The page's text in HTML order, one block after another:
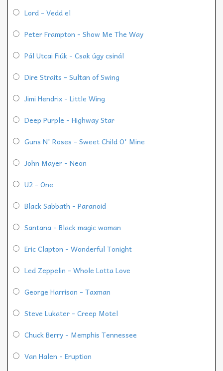
Lord - Vedd el
Peter Frampton - Show Me The Way
Pál Utcai Fiúk - Csak úgy csinál
Dire Straits - Sultan of Swing
Jimi Hendrix - Little Wing
Deep Purple - Highway Star
Guns N' Roses - Sweet Child O' Mine
John Mayer - Neon
U2 - One
Black Sabbath - Paranoid
Santana - Black magic woman
Eric Clapton - Wonderful Tonight
Led Zeppelin - Whole Lotta Love
George Harrison - Taxman
Steve Lukater - Creep Motel
Chuck Berry - Memphis Tennessee
Van Halen - Eruption